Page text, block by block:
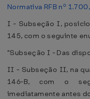
Normativa RFB nº
I - Subseção I,
145, com o seguinte
"Subseção I - Das
II - Subseção II, na
146-B, com o
imediatamente antes